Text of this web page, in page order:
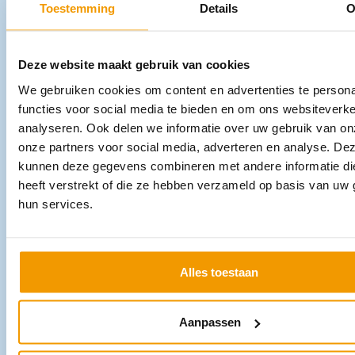
Toestemming Details
Deze website maakt gebruik van cookies
We gebruiken cookies om content en advertenties te
functies voor social media te bieden en om ons
analyseren. Ook delen we informatie over uw gebruik van
onze partners voor social media, adverteren en analyse.
kunnen deze gegevens combineren met andere informatie
heeft verstrekt of die ze hebben verzameld op basis van uw
hun services.
Alles toestaan
Aanpassen